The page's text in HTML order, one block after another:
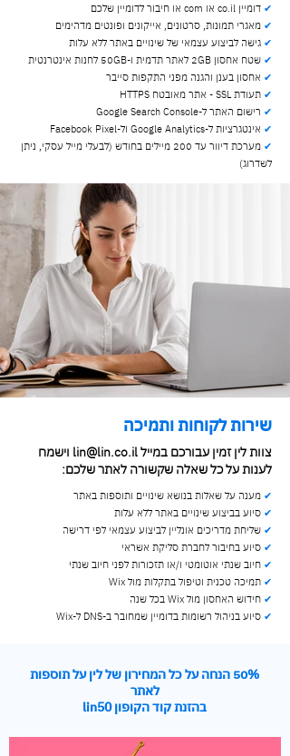
✔ דומיין co.il או com או חיבור לדומיין שלכם
✔ מאגרי תמונות, סרטונים, אייקונים ופונטים מדהימים
✔ גישה לביצוע עצמאי של שינויים באתר ללא עלות
✔ שטח אחסון 2GB לאתר תדמית ו-50GB לחנות אינטרנטית
✔ אחסון בענן והגנה מפני התקפות סייבר
✔ תעודת SSL - אתר מאובטח HTTPS
✔ רישום האתר ל-Google Search Console
✔ אינטגרציות ל-Google Analytics ול-Facebook Pixel
✔
מערכת דיוור עד 200 מיילים בחודש (לבעלי מייל עסקי, ניתן
לשדרוג)
שירות לקוחות ותמיכה
צוות לין זמין עבורכם במיילlin@lin.co.il וישמח
לענות על כל שאלה שקשורה לאתר שלכם:
✔ מענה על שאלות בנושא שינויים ותוספות באתר
✔ סיוע בביצוע שינויים באתר ללא עלות
✔ שליחת מדריכים אונליין לביצוע עצמאי לפי דרישה
✔ סיוע בחיבור לחברת סליקת אשראי
✔ חיוב שנתי אוטומטי ו/או תזכורות לפני חיוב שנתי
✔ תמיכה טכנית וטיפול בתקלות מול Wix
✔ חידוש האחסון מול Wix בכל שנה
✔ סיוע בניהול רשומות בדומיין שמחובר ב-DNS ל-Wix
50% הנחה על כל המחירון של לין על תוספות
לאתר
בהזנת קוד הקופון lin50